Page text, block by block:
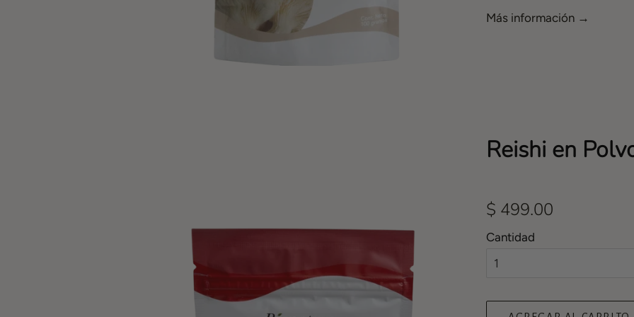
Más información →
Reishi en
Precio
$ 499.00
Cantidad